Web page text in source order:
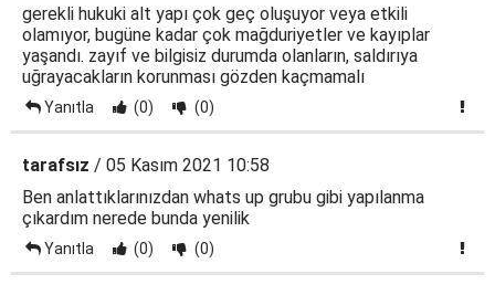
gerekli hukuki alt yapı çok geç oluşuyor veya etkili
olamıyor, bugüne kadar çok mağduriyetler ve kayıplar
yaşandı. zayıf ve bilgisiz durumda olanların, saldırıya
uğrayacakların korunması gözden kaçmamalı
Yanıtla (0) (0)
tarafsız / 05 Kasım 2021 10:58
Ben anlattıklarınızdan whats up grubu gibi yapılanma
çıkardım nerede bunda yenilik
Yanıtla (0) (0)